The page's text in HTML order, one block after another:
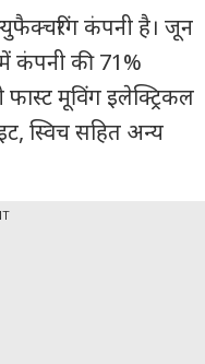
कंपनी है। जून
कंपनी की 71%
फास्ट मूविंग इलेक्ट्रिकल
स्विच सहित अन्य